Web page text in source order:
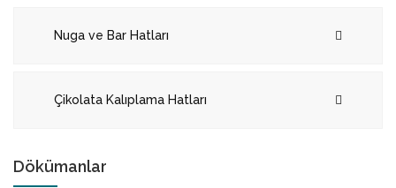
Nuga ve Bar Hatları
Çikolata Kalıplama Hatları
Dökümanlar